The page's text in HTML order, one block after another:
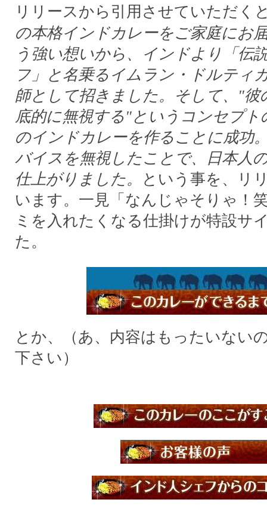
リリースから引用させていただく
の本格インドカレーをご家庭にお
う強い想いから、インドより「伝
フ」と名乗るイムラン・ドルティ
師として招きました。そして、"彼
底的に無視する"というコンセプト
のインドカレーを作ることに成功
バイスを無視したことで、日本人
仕上がりました。
という事を、リ
います。一見「なんじゃそりゃ！
ミを入れたくなる仕掛けが特設サ
た。
とか、（あ、内容はもったいない
下さい）